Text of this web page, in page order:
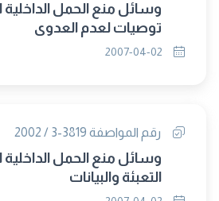
وسائل منع الحمل الداخلية
توصيات لعدم العدوى
رقم المواصفة 3819-3 / 2002
وسائل منع الحمل الداخلية
التعبئة والبيانات